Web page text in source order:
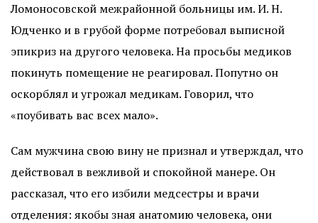
Ломоносовской межрайонной больницы им. И. Н.
Юдченко и в грубой форме потребовал выписной
эпикриз на другого человека. На просьбы медиков
покинуть помещение не реагировал. Попутно он
оскорблял и угрожал медикам. Говорил, что
«поубивать вас всех мало».
Сам мужчина свою вину не признал и утверждал, что
действовал в вежливой и спокойной манере. Он
рассказал, что его избили медсестры и врачи
отделения: якобы зная анатомию человека, они